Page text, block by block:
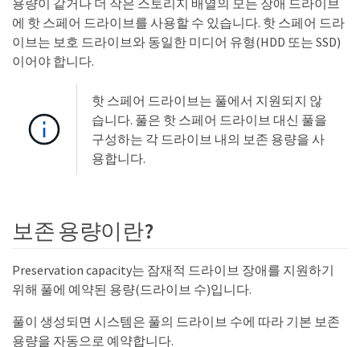
에 핫 스페어 드라이브를 사용할 수 있습니다. 핫 스페어 드라
이브는 보호 드라이브와 동일한 미디어 유형(HDD 또는 SSD)
이어야 합니다.
핫 스페어 드라이브는 풀에서 지원되지 않
습니다. 풀은 핫 스페어 드라이브 대신 풀을
구성하는 각 드라이브 내의 보존 용량을 사
용합니다.
보존 용량이란?
Preservation capacity는 잠재적 드라이브 장애를 지원하기
위해 풀에 예약된 용량(드라이브 수)입니다.
풀이 생성되면 시스템은 풀의 드라이브 수에 따라 기본 보존
용량을 자동으로 예약합니다.